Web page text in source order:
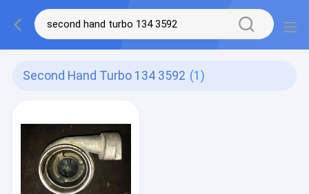
Second Hand Turbo 134 3592 (1)